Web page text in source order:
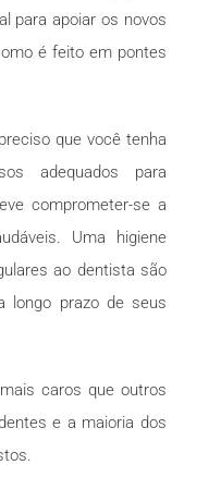
para apoiar os novos
é feito em pontes
que você tenha
adequados para
comprometer-se a
Uma higiene
ao dentista são
longo prazo de seus
caros que outros
e a maioria dos